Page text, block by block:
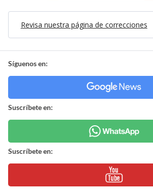
Revisa nuestra página de correcciones
Síguenos en:
Suscríbete en:
Suscríbete en: